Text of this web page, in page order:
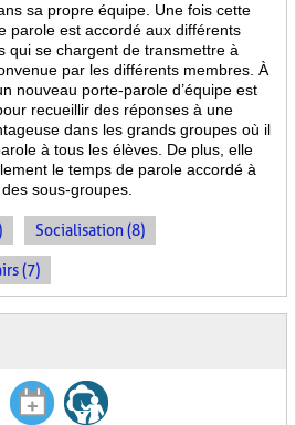
sa propre équipe. Une fois cette
parole est accordé aux différents
qui se chargent de transmettre à
par les différents membres. À
nouveau porte-parole d’équipe est
recueillir des réponses à une
dans les grands groupes où il
à tous les élèves. De plus, elle
le temps de parole accordé à
sous-groupes.
Socialisation (8)
(7)